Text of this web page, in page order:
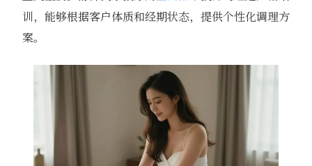
训，能够根据客户体质和经期状态，提供个性化调理方
案。